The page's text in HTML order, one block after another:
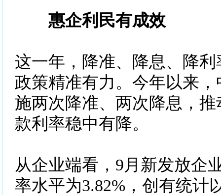
惠企利民有成效
这一年，降准、降息、降
政策精准有力。今年以来
施两次降准、两次降息，
款利率稳中有降。
从企业端看，9月新发放企
率水平为3.82%，创有统计